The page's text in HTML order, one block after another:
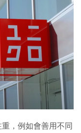
，例如會善用不同